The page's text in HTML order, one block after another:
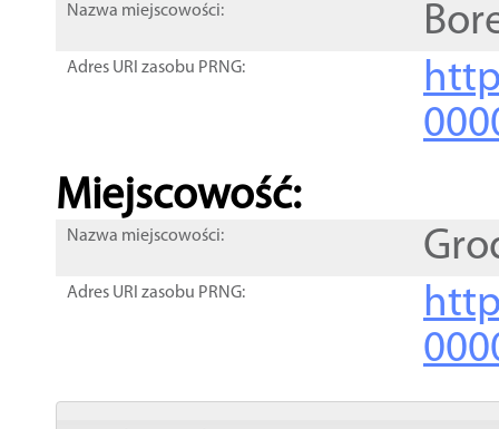
Nazwa miejscowości:
Adres URI zasobu PRNG:
Miejscowość:
Nazwa miejscowości:
Adres URI zasobu PRNG: